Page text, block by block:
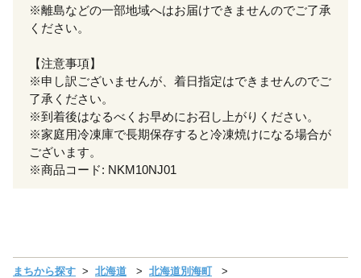
※離島などの一部地域へはお届けできませんのでご了承
ください。
【注意事項】
※申し訳ございませんが、着日指定はできませんのでご
了承ください。
※到着後はなるべくお早めにお召し上がりください。
※家庭用冷凍庫で長期保存すると冷凍焼けになる場合が
ございます。
※商品コード: NKM10NJ01
まちから探す 北海道
北海道別海町